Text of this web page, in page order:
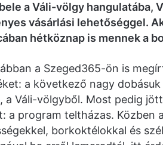
a Váli-völgy hangulatába,
vásárlási lehetőséggel.
hétköznap is mennek a
a Szeged365-ön is
a következő nagy
a Váli-völgyből. Most pedig
a program teltházas.
borkoktélokkal és